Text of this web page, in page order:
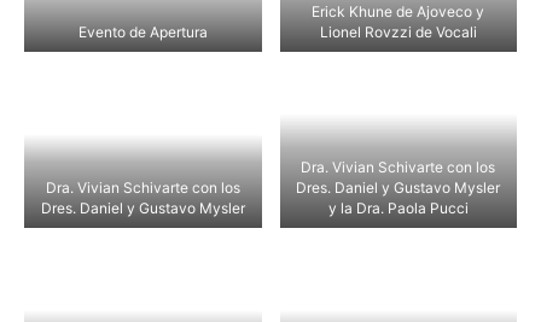
Evento de Apertura
Erick Khune de Ajoveco y
Lionel Rovzzi de Vocali
Dra. Vivian Schivarte con los
Dres. Daniel y Gustavo Mysler
Dra. Vivian Schivarte con los
Dres. Daniel y Gustavo Mysler
y la Dra. Paola Pucci